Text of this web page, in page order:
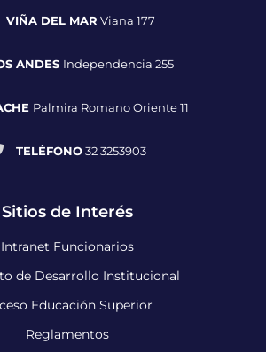
VIÑA DEL MAR Viana 177
ANDES Independencia 255
Palmira Romano Oriente 11
TELÉFONO32 3253903
Sitios de Interés
Intranet Funcionarios
de Desarrollo Institucional
Educación Superior
Reglamentos